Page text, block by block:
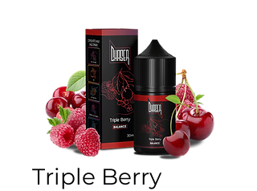
Triple Berry